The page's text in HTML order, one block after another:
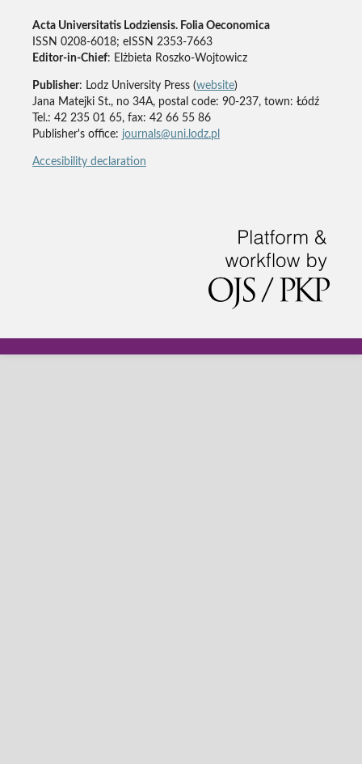
Acta Universitatis Lodziensis. Folia Oeconomica
ISSN 0208-6018; eISSN 2353-7663
Editor-in-Chief: Elżbieta Roszko-Wojtowicz
Publisher: Lodz University Press (website)
Jana Matejki St., no 34A, postal code: 90-237, town: Łódź
Tel.: 42 235 01 65, fax: 42 66 55 86
Publisher's office: journals@uni.lodz.pl
Accesibility declaration